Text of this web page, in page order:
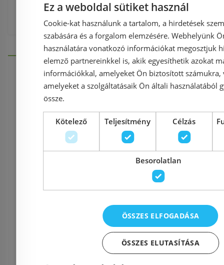
Hansgrohe 15461 4-lyukú kád
Házhozszállítás (1900 Ft-
Fizetés
Kapcsolat
Adatvédelmi tájékoztató
Ez a weboldal sütiket használ
Cookie-kat használunk a tartalom, a hirdetések
szabására és a forgalom elemzésére. Webhelyünk
használatára vonatkozó információkat megosztjuk
elemző partnereinkkel is, akik egyesíthetik azokat
információkkal, amelyeket Ön biztosított számukra,
amelyeket a szolgáltatásaik Ön általi használatából
össze.
Kötelező Teljesítmény Célzás
Besorolatlan
ÖSSZES ELFOGADÁSA
ÖSSZES ELUTASÍTÁSA